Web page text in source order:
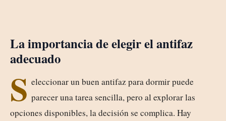
La importancia de elegir el antifaz
adecuado
S eleccionar un buen antifaz para dormir puede
parecer una tarea sencilla, pero al explorar las
opciones disponibles, la decisión se complica. Hay